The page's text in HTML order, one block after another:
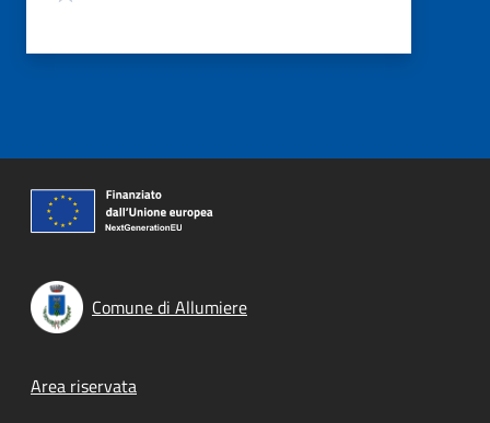
Comune di Allumiere
Footer menu
Area riservata